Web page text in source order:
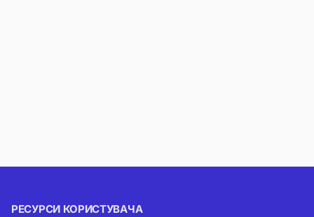
РЕСУРСИ КОРИСТУВАЧА